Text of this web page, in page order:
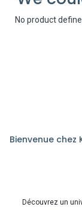
No product
Bienvenue chez
Découvrez un